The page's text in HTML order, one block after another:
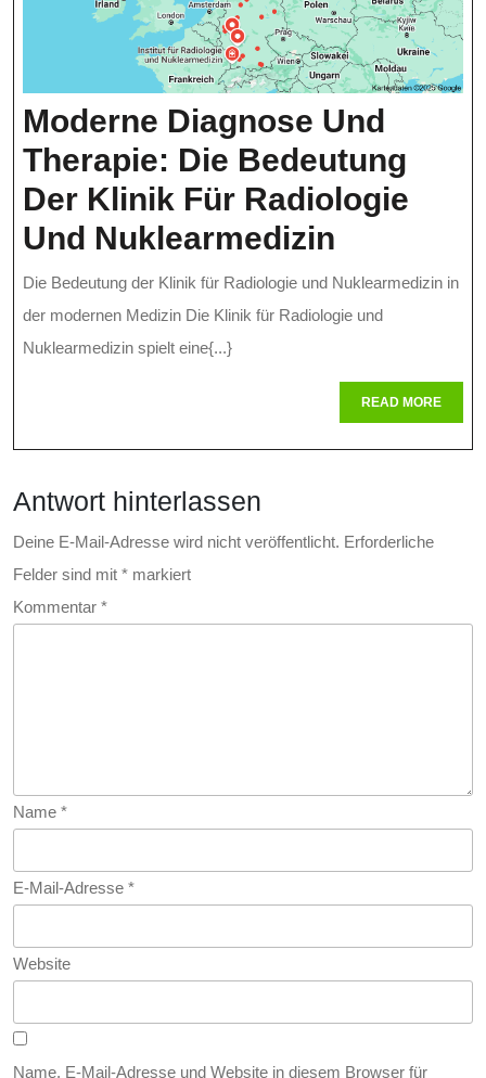
Moderne Diagnose Und
Therapie: Die Bedeutung
Der Klinik Für Radiologie
Und Nuklearmedizin
Diagnose
Und
Die
Für
Und
Die Bedeutung der Klinik für Radiologie und Nuklearmedizin in
der modernen Medizin Die Klinik für Radiologie und
Nuklearmedizin spielt eine{...}
READ MOREREAD
MORE
Antwort hinterlassen
Deine E-Mail-Adresse wird nicht veröffentlicht. Erforderliche
Felder sind mit * markiert
Kommentar *
Name *
E-Mail-Adresse *
Website
Name, E-Mail-Adresse und Website in diesem Browser für